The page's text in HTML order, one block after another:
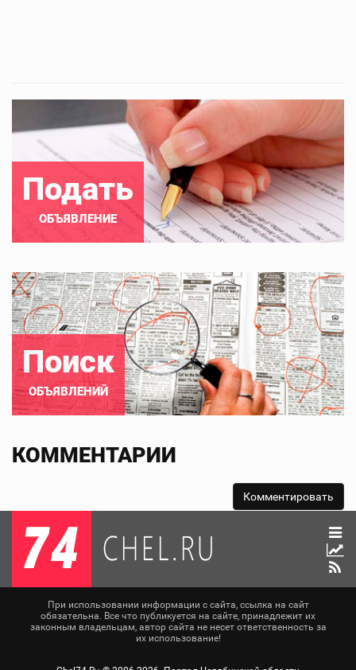
Подать
ОБЪЯВЛЕНИЕ
Поиск
ОБЪЯВЛЕНИЙ
КОММЕНТАРИИ
При использовании информации с сайта, ссылка на сайт
обязательна. Все что публикуется на сайте, принадлежит их
законным владельцам, автор сайта не несет ответственность за
их использование!